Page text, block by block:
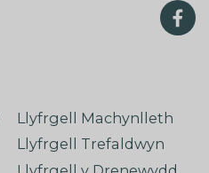
Llyfrgell Machynlleth
Llyfrgell Trefaldwyn